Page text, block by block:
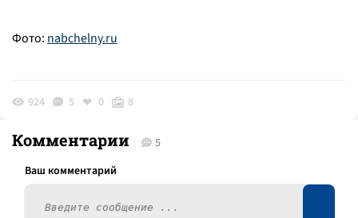
Фото: nabchelny.ru
924 5 0 8
Комментарии 5